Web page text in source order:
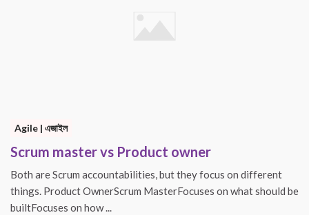
Agile | এজাইল
Scrum master vs Product owner
Both are Scrum accountabilities, but they focus on different
things. Product OwnerScrum MasterFocuses on what should be
builtFocuses on how ...